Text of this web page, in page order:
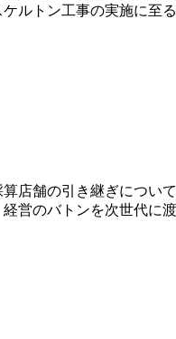
ルトン工事の実施に至
店舗の引き継ぎについ
営のバトンを次世代に